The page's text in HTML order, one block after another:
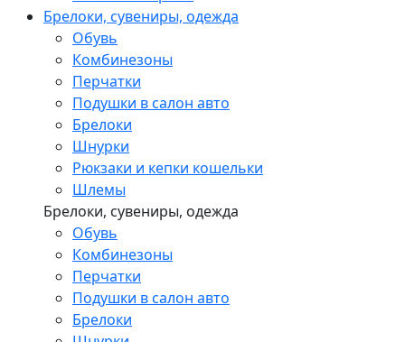
Брелоки, сувениры, одежда
Обувь
Комбинезоны
Перчатки
Подушки в салон авто
Брелоки
Шнурки
Рюкзаки и кепки кошельки
Шлемы
Брелоки, сувениры, одежда
Обувь
Комбинезоны
Перчатки
Подушки в салон авто
Брелоки